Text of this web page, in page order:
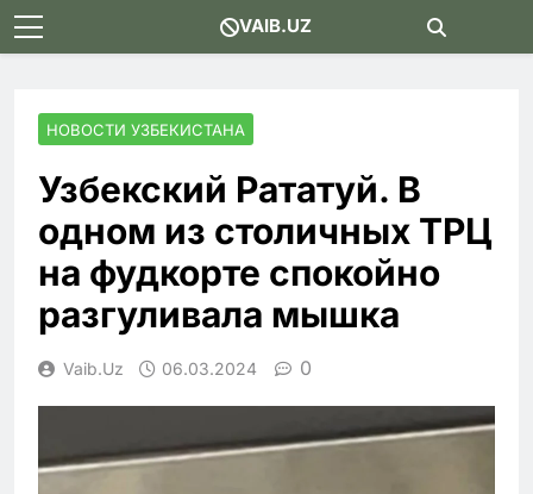
Skip
to
VAIB.UZ
НОВОСТИ УЗБЕКИСТАНА
Узбекский Рататуй. В
одном из столичных ТРЦ
на фудкорте спокойно
разгуливала мышка
Vaib.uz 06.03.2024 0